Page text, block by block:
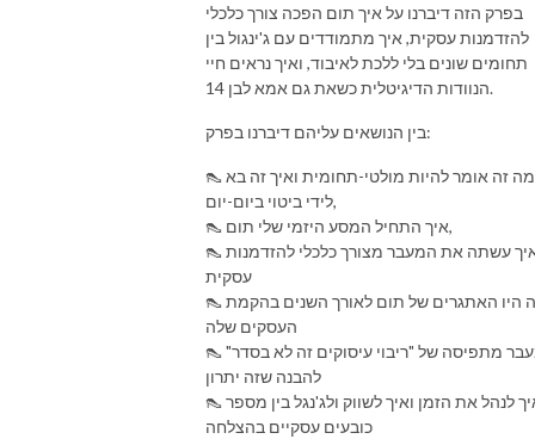
בפרק הזה דיברנו על איך תום הפכה צורך כלכלי
להזדמנות עסקית, איך מתמודדים עם ג'ינגול בין
תחומים שונים בלי ללכת לאיבוד, ואיך נראים חיי
הנוודות הדיגיטלית כשאת גם אמא לבן 14.
בין הנושאים עליהם דיברנו בפרק:
👠 מה זה אומר להיות מולטי-תחומית ואיך זה בא
לידי ביטוי ביום-יום,
👠 איך התחיל המסע היזמי שלי תום,
👠 איך עשתה את המעבר מצורך כלכלי להזדמנות
עסקית
👠 מה היו האתגרים של תום לאורך השנים בהקמת
העסקים שלה
👠 המעבר מתפיסה של "ריבוי עיסוקים זה לא בסדר"
להבנה שזה יתרון
👠 איך לנהל את הזמן ואיך לשווק ולג'נגל בין מספר
כובעים עסקיים בהצלחה